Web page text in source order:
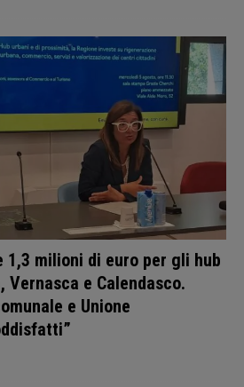
1,3 milioni di euro per gli hub
Vernasca e Calendasco.
e Unione